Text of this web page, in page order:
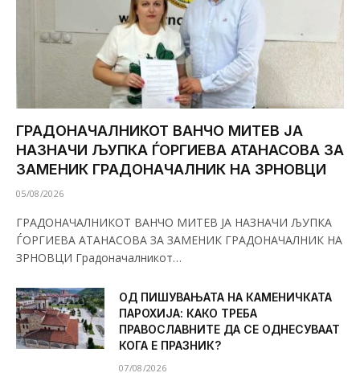
ГРАДОНАЧАЛНИКОТ ВАНЧО МИТЕВ ЈА
НАЗНАЧИ ЉУПКА ЃОРГИЕВА АТАНАСОВА ЗА
ЗАМЕНИК ГРАДОНАЧАЛНИК НА ЗРНОВЦИ
05/08/2026
ГРАДОНАЧАЛНИКОТ ВАНЧО МИТЕВ ЈА НАЗНАЧИ ЉУПКА
ЃОРГИЕВА АТАНАСОВА ЗА ЗАМЕНИК ГРАДОНАЧАЛНИК НА
ЗРНОВЦИ Градоначалникот…
ОД ПИШУВАЊАТА НА КАМЕНИЧКАТА
ПАРОХИЈА: КАКО ТРЕБА
ПРАВОСЛАВНИТЕ ДА СЕ ОДНЕСУВААТ
КОГА Е ПРАЗНИК?
07/08/2026